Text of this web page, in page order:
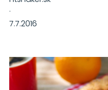
·
7.7.2016